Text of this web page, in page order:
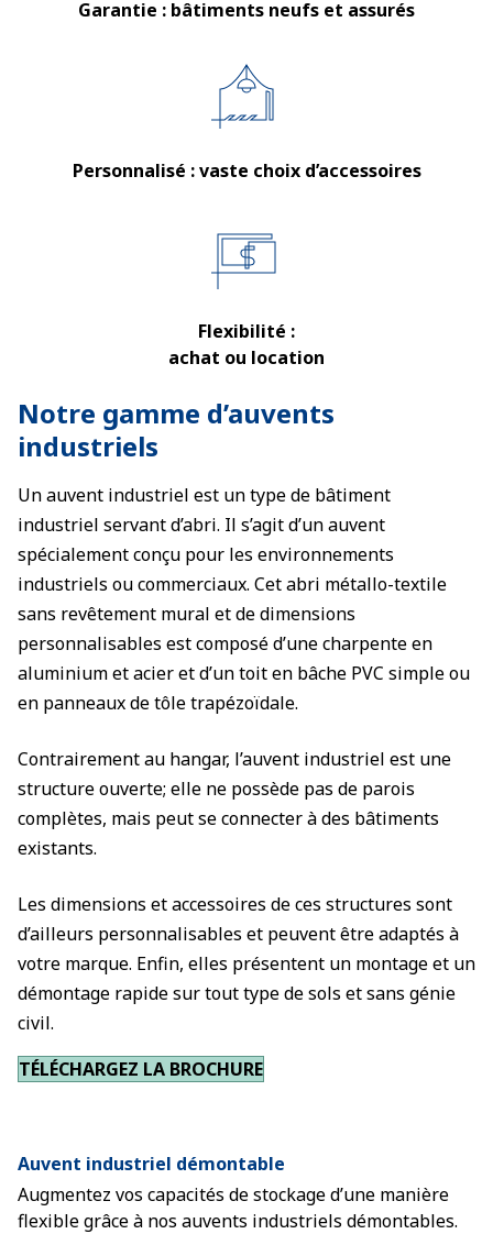
Garantie : bâtiments neufs et assurés
Personnalisé : vaste choix d’accessoires
Flexibilité :
achat ou location
Notre gamme d’auvents
industriels
Un auvent industriel est un type de bâtiment
industriel servant d’abri. Il s’agit d’un auvent
spécialement conçu pour les environnements
industriels ou commerciaux. Cet abri métallo-textile
sans revêtement mural et de dimensions
personnalisables est composé d’une charpente en
aluminium et acier et d’un toit en bâche PVC simple ou
en panneaux de tôle trapézoïdale.
Contrairement au hangar, l’auvent industriel est une
structure ouverte; elle ne possède pas de parois
complètes, mais peut se connecter à des bâtiments
existants.
Les dimensions et accessoires de ces structures sont
d’ailleurs personnalisables et peuvent être adaptés à
votre marque. Enfin, elles présentent un montage et un
démontage rapide sur tout type de sols et sans génie
civil.
TÉLÉCHARGEZ LA BROCHURE
Auvent industriel démontable
Augmentez vos capacités de stockage d’une manière
flexible grâce à nos auvents industriels démontables.